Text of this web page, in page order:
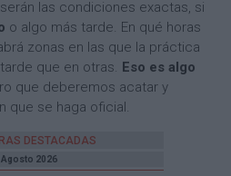
las condiciones exactas, si
o algo más tarde. En qué horas
zonas en las que la práctica
que en otras. Eso es algo
que deberemos acatar y
que se haga oficial.
DESTACADAS
Agosto 2026